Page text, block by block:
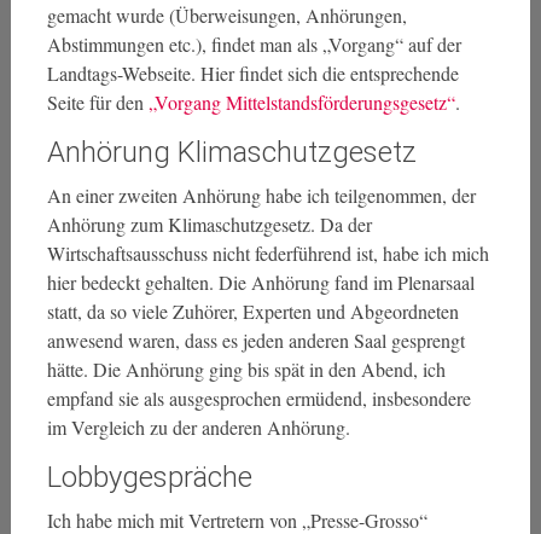
gemacht wurde (Überweisungen, Anhörungen,
Abstimmungen etc.), findet man als „Vorgang“ auf der
Landtags-Webseite. Hier findet sich die entsprechende
Seite für den „Vorgang Mittelstandsförderungsgesetz“.
Anhörung Klimaschutzgesetz
An einer zweiten Anhörung habe ich teilgenommen, der
Anhörung zum Klimaschutzgesetz. Da der
Wirtschaftsausschuss nicht federführend ist, habe ich mich
hier bedeckt gehalten. Die Anhörung fand im Plenarsaal
statt, da so viele Zuhörer, Experten und Abgeordneten
anwesend waren, dass es jeden anderen Saal gesprengt
hätte. Die Anhörung ging bis spät in den Abend, ich
empfand sie als ausgesprochen ermüdend, insbesondere
im Vergleich zu der anderen Anhörung.
Lobbygespräche
Ich habe mich mit Vertretern von „Presse-Grosso“